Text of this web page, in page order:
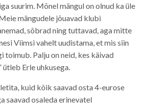
suurim. Mõnel mängul on olnud ka üle
mängudele jõuavad klubi
sõbrad ning tuttavad, aga mitte
Viimsi vahelt uudistama, et mis siin
toimub. Palju on neid, kes käivad
Erle uhkusega.
kuid kõik saavad osta 4-eurose
saavad osaleda erinevatel